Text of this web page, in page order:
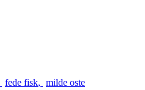
fede fisk, milde oste